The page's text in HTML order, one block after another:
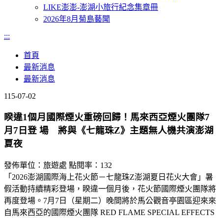
LIKE澎澎-澎湖小旅行紀念集章冊
2026年8月菊島藝聞
:::
首頁
最新消息
最新消息
115-07-02
睽違1個月國際煙火重磅回歸！馬來西亞煙火團隊7
月7日登 場 將與《七龍珠Z》主題無人機共演澎湖
夏夜
發佈單位：旅遊處 點閱率：132
「2026澎湖國際海上花火節－七龍珠Z澎湖夏日花火大會」暑
假活動持續精彩登場，睽違一個月後，花火節國際煙火團隊將
再度登場。7月7日（星期二）晚間將於馬公觀音亭園區迎來來
自馬來西亞的國際煙火團隊 RED FLAME SPECIAL EFFECTS